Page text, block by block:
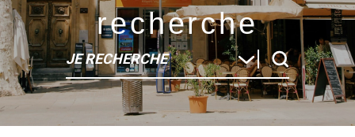
recherche
JE RECHERCHE
Type de bien